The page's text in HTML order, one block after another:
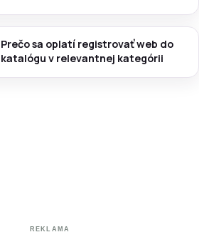
Prečo sa oplatí registrovať web do
katalógu v relevantnej kategórii
REKLAMA